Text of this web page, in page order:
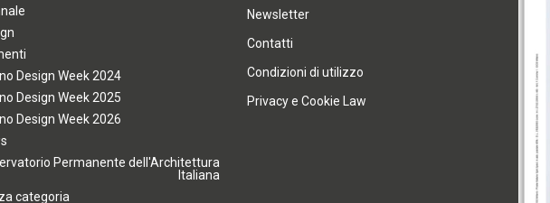
Design Week 2024
Design Week 2025
Design Week 2026
Permanente dell'Architettura
Italiana
categoria
Newsletter
Contatti
Condizioni di utilizzo
Privacy e Cookie Law